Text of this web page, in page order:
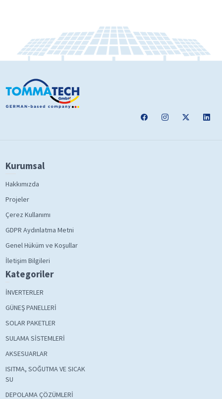
Kurumsal
Hakkımızda
Projeler
Çerez Kullanımı
GDPR Aydınlatma Metni
Genel Hüküm ve Koşullar
İletişim Bilgileri
Kategoriler
İNVERTERLER
GÜNEŞ PANELLERİ
SOLAR PAKETLER
SULAMA SİSTEMLERİ
AKSESUARLAR
ISITMA, SOĞUTMA VE SICAK
SU
DEPOLAMA ÇÖZÜMLERİ